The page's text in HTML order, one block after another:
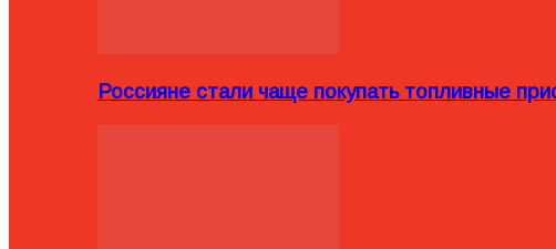
Россияне стали чаще покупать топливные